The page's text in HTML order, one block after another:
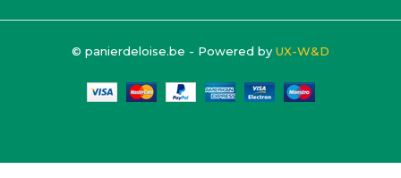
© panierdeloise.be - Powered by UX-W&D